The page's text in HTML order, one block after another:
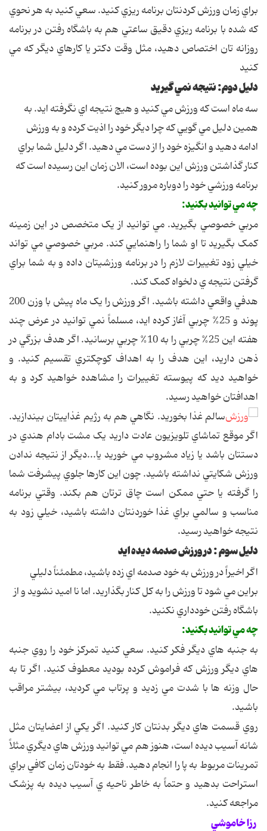
براي زمان ورزش کردنتان برنامه ريزي کنيد. سعي کنيد به هر نحوي
که شده با برنامه ريزي دقيق ساعتي هم به باشگاه رفتن در برنامه
روزانه تان اختصاص دهيد، مثل وقت دکتر يا کارهاي ديگر که مي
کنيد
دليل دوم: نتيجه نمي گيريد
سه ماه است که ورزش مي کنيد و هيچ نتيجه اي نگرفته ايد. به
همين دليل مي گويي که چرا ديگر خود را اذيت کرده و به ورزش
ادامه دهيد و انگيزه خود را از دست مي دهيد. اگر دليل شما براي
کنار گذاشتن ورزش اين بوده است، الان زمان اين رسيده است که
برنامه ورزشي خود را دوباره مرور کنيد.
چه مي توانيد بکنيد:
مربي خصوصي بگيريد. مي توانيد از يک متخصص در اين زمينه
کمک بگيريد تا او شما را راهنمايي کند. مربي خصوصي مي تواند
خيلي زود تغييرات لازم را در برنامه ورزشيتان داده و به شما براي
گرفتن نتيجه ي دلخواه کمک کند.
هدفي واقعي داشته باشيد. اگر ورزش را يک ماه پيش با وزن 200
پوند و 25% چربي آغاز کرده ايد، مسلماً نمي توانيد در عرض چند
هفته اين 25% چربي را به 10% چربي برسانيد. اگر هدف بزرگي در
ذهن داريد، اين هدف را به اهداف کوچکتري تقسيم کنيد. و
خواهيد ديد که پيوسته تغييرات را مشاهده خواهيد کرد و به
اهدافتان خواهيد رسيد.
سالم غذا بخوريد. نگاهي هم به رژيم غذاييتان بيندازيد.
اگر موقع تماشاي تلويزيون عادت داريد يک مشت بادام هندي در
دستتان باشد يا زياد مشروب مي خوريد يا...ديگر از نتيجه ندادن
ورزش شکايتي نداشته باشيد. چون اين کارها جلوي پيشرفت شما
را گرفته يا حتي ممکن است چاق ترتان هم بکند. وقتي برنامه
مناسب و سالمي براي غذا خوردنتان داشته باشيد، خيلي زود به
نتيجه خواهيد رسيد.
دليل سوم : در ورزش صدمه ديده ايد
اگر اخيراً در ورزش به خود صدمه اي زده باشيد، مطمئناً دليلي
براين مي شود تا ورزش را به کل کنار بگذاريد. اما نا اميد نشويد و از
باشگاه رفتن خودداري نکنيد.
چه مي توانيد بکنيد:
به جنبه هاي ديگر فکر کنيد. سعي کنيد تمرکز خود را روي جنبه
هاي ديگر ورزش که فراموش کرده بوديد معطوف کنيد. اگر تا به
حال وزنه ها با شدت مي زديد و پرتاب مي کرديد، بيشتر مراقب
باشيد.
روي قسمت هاي ديگر بدنتان کار کنيد. اگر يکي از اعضايتان مثل
شانه آسيب ديده است، هنوز هم مي توانيد ورزش هاي ديگري مثلاً
تمرينات مربوط به پا را انجام دهيد. فقط به خودتان زمان کافي براي
استراحت بدهيد و حتماً به خاطر ناحيه ي آسيب ديده به پزشک
مراجعه کنيد.
رزا خاموشي